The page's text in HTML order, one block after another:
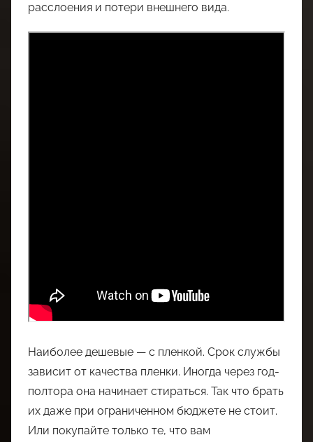
расслоения и потери внешнего вида.
Наиболее дешевые — с пленкой. Срок службы
зависит от качества пленки. Иногда через год-
полтора она начинает стираться. Так что брать
их даже при ограниченном бюджете не стоит.
Или покупайте только те, что вам